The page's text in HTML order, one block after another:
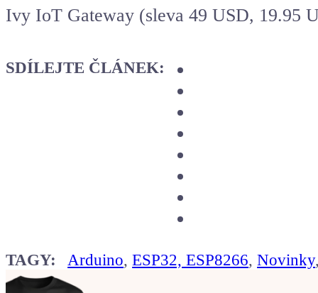
Ivy IoT Gateway (sleva 49 USD, 19.95
SDÍLEJTE ČLÁNEK:
TAGY: Arduino,ESP32, ESP8266,Novinky